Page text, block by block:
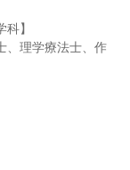
】
、理学療法士、作